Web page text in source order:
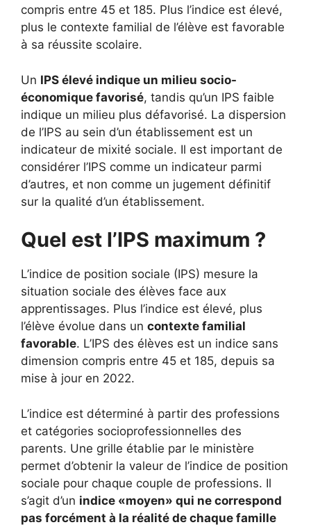
compris entre 45 et 185. Plus l’indice est élevé,
plus le contexte familial de l’élève est favorable
à sa réussite scolaire.
Un IPS élevé indique un milieu socio-
économique favorisé, tandis qu’un IPS faible
indique un milieu plus défavorisé. La dispersion
de l’IPS au sein d’un établissement est un
indicateur de mixité sociale. Il est important de
considérer l’IPS comme un indicateur parmi
d’autres, et non comme un jugement définitif
sur la qualité d’un établissement.
Quel est l’IPS maximum ?
L’indice de position sociale (IPS) mesure la
situation sociale des élèves face aux
apprentissages. Plus l’indice est élevé, plus
l’élève évolue dans un contexte familial
favorable. L’IPS des élèves est un indice sans
dimension compris entre 45 et 185, depuis sa
mise à jour en 2022.
L’indice est déterminé à partir des professions
et catégories socioprofessionnelles des
parents. Une grille établie par le ministère
permet d’obtenir la valeur de l’indice de position
sociale pour chaque couple de professions. Il
s’agit d’un indice «moyen» qui ne correspond
pas forcément à la réalité de chaque famille